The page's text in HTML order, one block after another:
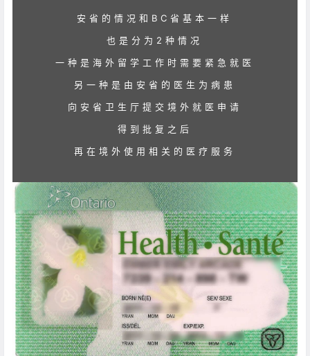
安省的情况和BC省基本一样
也是分为2种情况
一种是海外留学工作时需要紧急就医
另一种是由安省的医生为病患
向安省卫生厅提交境外就医申请
得到批复之后
再在境外使用相关的医疗服务